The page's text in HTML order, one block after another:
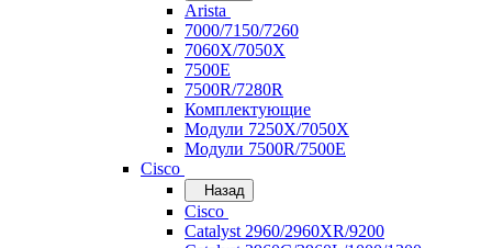
Arista
7000/7150/7260
7060X/7050X
7500E
7500R/7280R
Комплектующие
Модули 7250X/7050X
Модули 7500R/7500E
Cisco
Назад
Cisco
Catalyst 2960/2960XR/9200